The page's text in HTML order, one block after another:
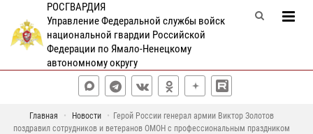
РОСГВАРДИЯ
Управление Федеральной службы войск
национальной гвардии Российской
Федерации по Ямало-Ненецкому
автономному округу
Главная Новости
Герой России генерал армии Виктор Золотов
поздравил сотрудников и ветеранов ОМОН с профессиональным праздником